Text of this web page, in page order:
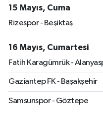
15 Mayıs, Cuma
Rizespor - Beşiktaş
16 Mayıs, Cumartesi
Fatih Karagümrük -
Gaziantep FK - Başakşehir
Samsunspor - Göztepe